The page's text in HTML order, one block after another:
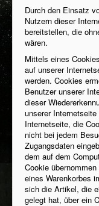
Durch den Einsatz
Nutzern dieser
bereitstellen, die
wären.
Mittels eines
auf unserer
werden. Cookies
Benutzer unserer
dieser
unserer
Internetseite, die
nicht bei jedem
Zugangsdaten
dem auf dem
Cookie
eines Warenkorbes
sich die Artikel, die
gelegt hat, über ein